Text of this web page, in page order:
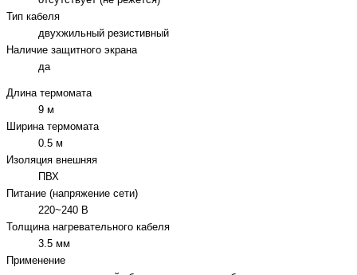
Тип кабеля
двухжильный резистивный
Наличие защитного экрана
да
Длина термомата
9 м
Ширина термомата
0.5 м
Изоляция внешняя
ПВХ
Питание (напряжение сети)
220~240 В
Толщина нагревательного кабеля
3.5 мм
Применение